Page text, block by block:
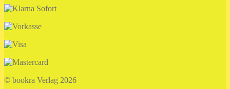
© bookra Verlag 2026